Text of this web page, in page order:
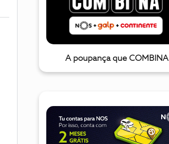
A poupança que COMBINA